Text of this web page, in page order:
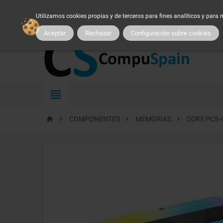
Utilizamos cookies propias y de terceros para fines analíticos y
Aceptar Rechazar Configuración sobre cookies
MI CUENTA| MARCAS |PROMOCIONES | SER CLIENTE

  COMPONENTES  MEMORIAS  DDR5